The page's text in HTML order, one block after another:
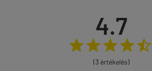
4.7

(3 értékelés)